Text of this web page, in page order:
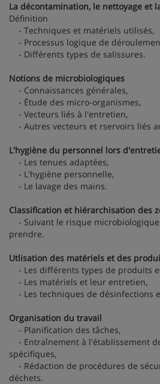
La décontamination, le nettoyage et
Définition
- Techniques et matériels utilisés,
- Processus logique de
- Différents types de salissures.
Notions de microbiologiques
- Connaissances générales,
- Étude des micro-organismes,
- Vecteurs liés à l'entretien,
- Autres vecteurs et rservoirs liés
L'hygiène du personnel lors
- Les tenues adaptées,
- L'hygiène personnelle,
- Le lavage des mains.
Classification et hiérarchisation des
- Suivant le risque
prendre.
Utlisation des matériels et des
- Les différents types de produits
- Les matériels et leur entretien,
- Les techniques de désinfections
Organisation du travail
- Planification des tâches,
- Entraînement à l'établissement
spécifiques,
- Rédaction de procédures de
déchets.